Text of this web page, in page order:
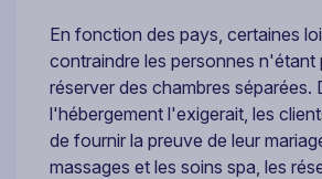
En fonction des pays, certaines
contraindre les personnes n'étant
réserver des chambres séparées.
l'hébergement l'exigerait, les
de fournir la preuve de leur
massages et les soins spa, les